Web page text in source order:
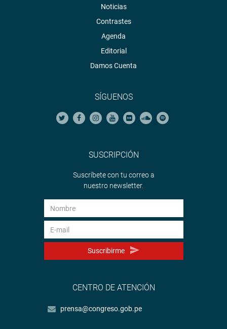
Noticias
Contrastes
Agenda
Editorial
Damos Cuenta
SÍGUENOS
SUSCRIPCIÓN
Suscríbete con tu correo a
nuestro newsletter.
Suscribirme
CENTRO DE ATENCIÓN
prensa@congreso.gob.pe